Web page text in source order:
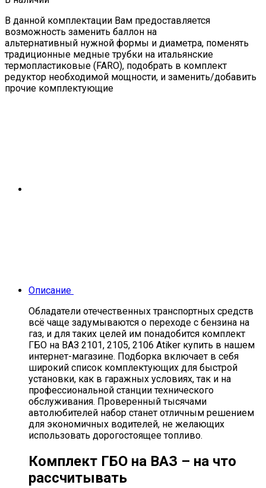
В данной комплектации Вам предоставляется
возможность заменить баллон на
альтернативный нужной формы и диаметра, поменять
традиционные медные трубки на итальянские
термопластиковые (FARO), подобрать в комплект
редуктор необходимой мощности, и заменить/добавить
прочие комплектующие
Описание
Обладатели отечественных транспортных средств
всё чаще задумываются о переходе с бензина на
газ, и для таких целей им понадобится комплект
ГБО на ВАЗ 2101, 2105, 2106 Atiker купить в нашем
интернет-магазине. Подборка включает в себя
широкий список комплектующих для быстрой
установки, как в гаражных условиях, так и на
профессиональной станции технического
обслуживания. Проверенный тысячами
автолюбителей набор станет отличным решением
для экономичных водителей, не желающих
использовать дорогостоящее топливо.
Комплект ГБО на ВАЗ – на что
рассчитывать